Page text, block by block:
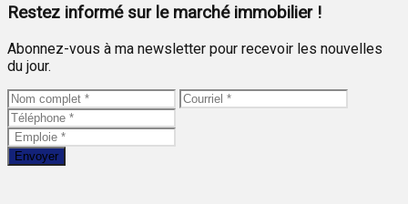
Restez informé sur le marché immobilier !
Abonnez-vous à ma newsletter pour recevoir les nouvelles
du jour.
Envoyer